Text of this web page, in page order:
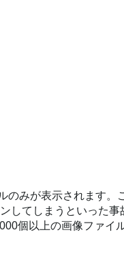
のみが表示されます。
してしまうといった事
個以上の画像ファイ